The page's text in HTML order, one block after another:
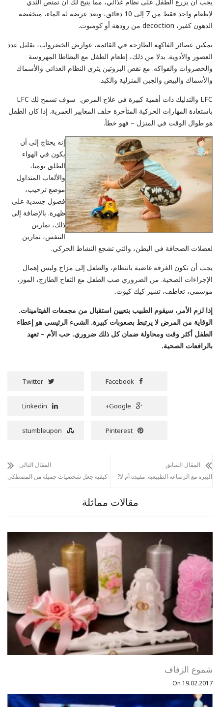
لإطعام واحد فقط من 7 إلى 10 دقائق، وبعد عرضه له الماء، منخفضة
الدهون كفير، decoction من رودهة أو كومبوت.
تمكين عصائر الفاكهة الطازجة في القائمة، عوارض الخضروات، تقليل عدد
العصور والأدوية. بدلا من ذلك، إطعام الطفل مع البطاطا المهروسة
والخضروات والفواكه. مع نقص البروتين يثري النظام الغذائي والأسماك
والأسماك والبيض والجبن المنزلية والكبد.
LFC والتدليك ذات أهمية كبيرة في علاج المرض. سوف تسمح لك LFC
باستعادة المهارات الحركية المتأخرة خلف المعايير العمرية. إذا كان الطفل
هو طوال الوقت في المنزل – فهو خطأ.
إنه يحتاج إلى أن
يكون في الهواء
الطلق يوميا،
والألعاب المتداول
موضع ترحيب،
فصول جسدية على
ظهرة. بالإضافة إلى
ذلك، تمارين
التنفس، تمارين
لعضلات الصحافة في البطن، والتي تشجع النشاط الحركي.
يجب أن تكون الغرفة غاضبة بانتظام، والطفل إلى مزاج وليس إهمال
الإجراءات الصحية. من الضروري صب الطفل مع التفاح الطازج، الموز،
موسمي، تعاطف، تشيز كيك كيوت.
إذا لزم الأمر، سيقوم الطبيب بتعيين استقبال من مجمعات الفيتامينات.
الوقاية من المرض لا يرتبط بصعوبات كبيرة. الشيء الرئيسي هو إعطاء
الطفل أكثر وقت ومحاولة ضمان كل ذلك ضروري. حب الأم – تعهد
بالرافعات الصحية.
Facebook
Twitter
Google+
Linkedin
Pinterest
stumbleupon
المقال السابق
البيرة مع الرضاعة الطبيعية: مفيدة أم لا?
المقال التالي
كيفية جعل شخصيات جميلة من المصطكي
مقالات مماثلة
شموع الزفاف
On 19.02.2017